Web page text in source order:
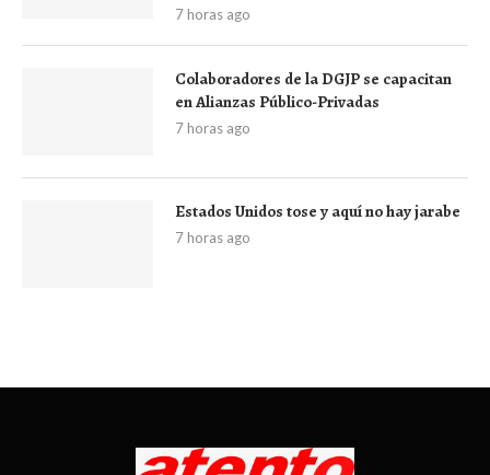
7 horas ago
Colaboradores de la DGJP se capacitan
en Alianzas Público-Privadas
7 horas ago
Estados Unidos tose y aquí no hay jarabe
7 horas ago